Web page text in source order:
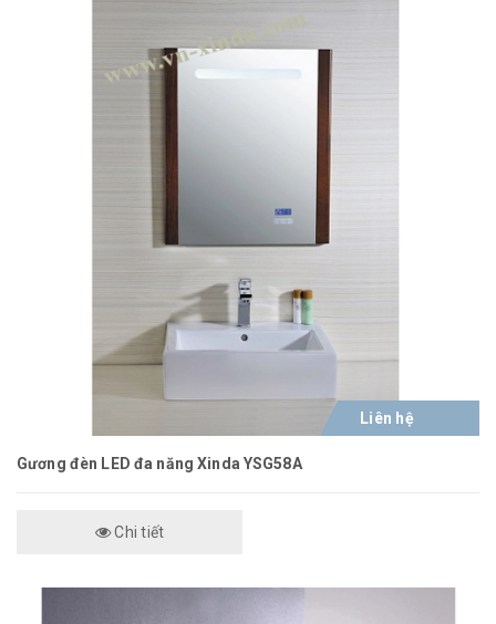
Liên hệ
Gương đèn LED đa năng Xinda YSG58A
Chi tiết